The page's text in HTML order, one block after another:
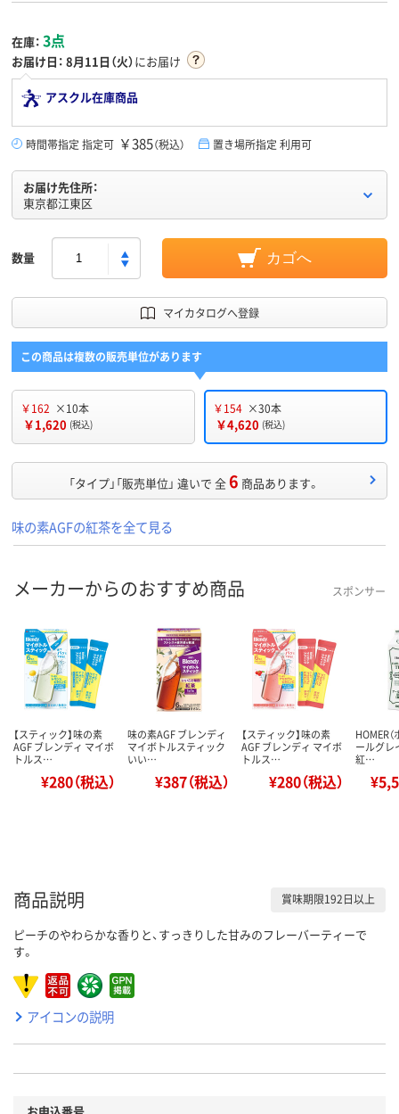
在庫： 3点
お届け日： 8月11日（火）にお届け
アスクル在庫商品
時間帯指定 指定可 ￥385（税込） 置き場所指定 利用可
お届け先住所：
東京都江東区
数量 カゴへ
マイカタログへ登録
この商品は複数の販売単位があります
￥162 ×10本
￥1,620 (税込)
￥154 ×30本
￥4,620 (税込)
「タイプ」「販売単位」 違いで 全6 商品あります。
味の素AGFの紅茶を全て見る
メーカーからのおすすめ商品 スポンサー
【スティック】味の素
AGF ブレンディ マイボ
トルス…
¥280（税込）
味の素AGF ブレンディ
マイボトルスティック
いい…
¥387（税込）
【スティック】味の素
AGF ブレンディ マイボ
トルス…
¥280（税込）
HOMER（
ールグレ
紅…
商品説明 賞味期限192日以上
ピーチのやわらかな香りと、すっきりした甘みのフレーバーティーで
す。
アイコンの説明